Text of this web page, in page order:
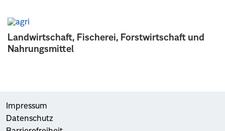
Landwirtschaft, Fischerei, Forstwirtschaft und
Nahrungsmittel
Impressum
Datenschutz